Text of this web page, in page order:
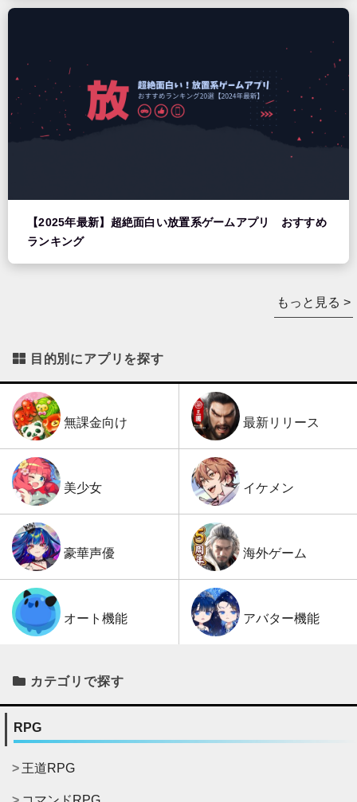
【2025年最新】超絶面白い放置系ゲームアプリ おすすめ
ランキング
もっと見る >
目的別にアプリを探す
無課金向け 最新リリース
美少女 イケメン
豪華声優 海外ゲーム
オート機能 アバター機能
カテゴリで探す
RPG
王道RPG